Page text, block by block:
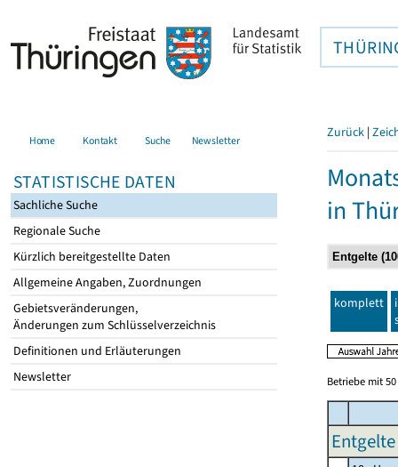
Home Kontakt Suche Newsletter
STATISTISCHE DATEN
Sachliche Suche
Regionale Suche
Kürzlich bereitgestellte Daten
Allgemeine Angaben, Zuordnungen
Gebietsveränderungen,
Änderungen zum Schlüsselverzeichnis
Definitionen und Erläuterungen
Newsletter
Zurück |
in
komplett
Betriebe mit